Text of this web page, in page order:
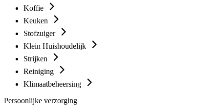
Koffie
Keuken
Stofzuiger
Klein Huishoudelijk
Strijken
Reiniging
Klimaatbeheersing
Persoonlijke verzorging